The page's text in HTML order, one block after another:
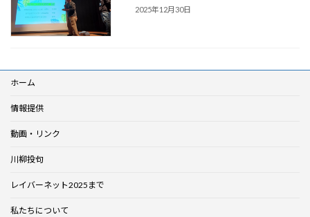
2025年12月30日
ホーム
情報提供
動画・リンク
川柳投句
レイバーネット2025まで
私たちについて